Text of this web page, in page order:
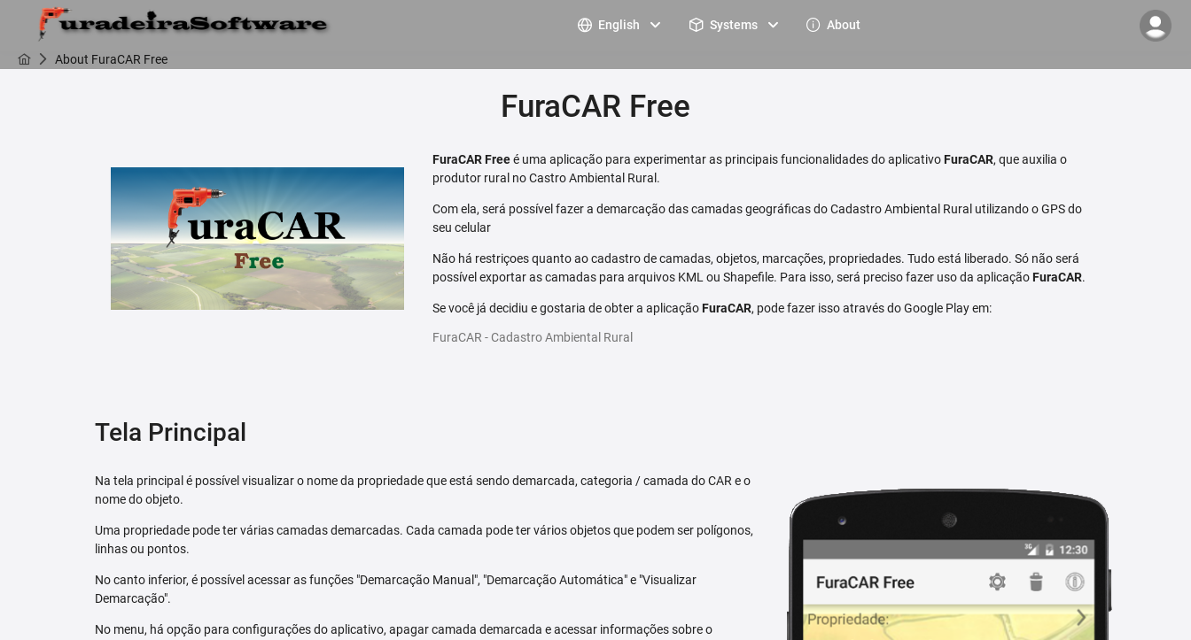
English Systems About
About FuraCAR Free
FuraCAR Free
FuraCAR Freeé uma aplicação para experimentar as principais funcionalidades do aplicativoFuraCAR, que auxilia o
produtor rural no Castro Ambiental Rural.
Com ela, será possível fazer a demarcação das camadas geográficas do Cadastro Ambiental Rural utilizando o GPS do
seu celular
Não há restriçoes quanto ao cadastro de camadas, objetos, marcações, propriedades. Tudo está liberado. Só não será
possível exportar as camadas para arquivos KML ou Shapefile. Para isso, será preciso fazer uso da aplicaçãoFuraCAR.
Se você já decidiu e gostaria de obter a aplicaçãoFuraCAR, pode fazer isso através do Google Play em:
FuraCAR - Cadastro Ambiental Rural
Tela Principal
Na tela principal é possível visualizar o nome da propriedade que está sendo demarcada, categoria / camada do CAR e o
nome do objeto.
Uma propriedade pode ter várias camadas demarcadas. Cada camada pode ter vários objetos que podem ser polígonos,
linhas ou pontos.
No canto inferior, é possível acessar as funções "Demarcação Manual", "Demarcação Automática" e "Visualizar
Demarcação".
No menu, há opção para configurações do aplicativo, apagar camada demarcada e acessar informações sobre o